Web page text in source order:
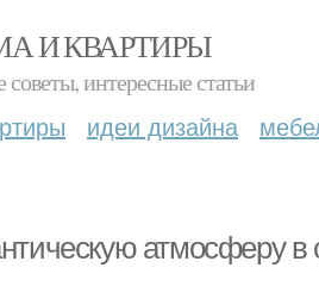
И КВАРТИРЫ
интересные статьи
идеи дизайна
атмосферу в